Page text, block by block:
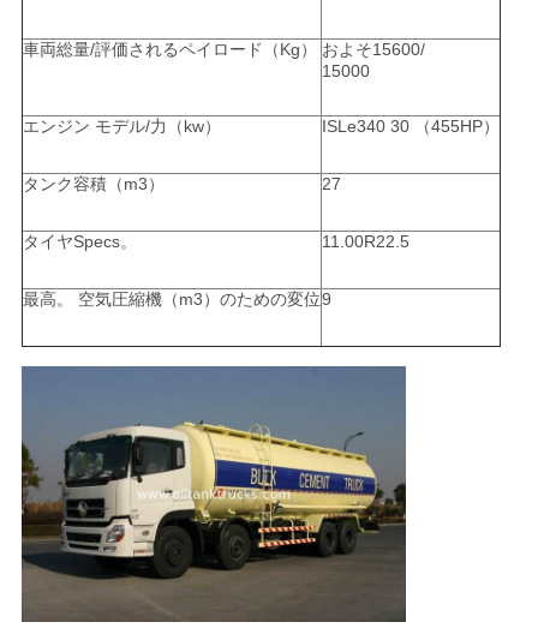
図
プ
ラ
バ
ー
ポ
リ
シ
車両総量/評価されるペイロード（Kg）
およそ15600/
15000
エンジン モデル/力（kw） ISLe340 30 （455HP）
タンク容積（m3） 27
タイヤSpecs。 11.00R22.5
最高。 空気圧縮機（m3）のための変位9